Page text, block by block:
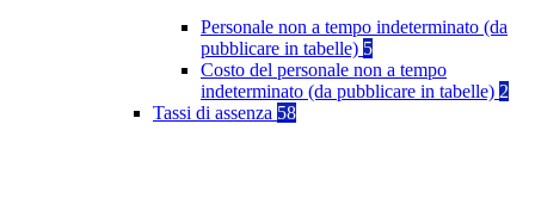
Personale non a tempo indeterminato (da
pubblicare in tabelle) 5
Costo del personale non a tempo
indeterminato (da pubblicare in tabelle) 2
Tassi di assenza 58